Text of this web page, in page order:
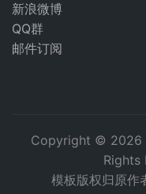
新浪微博
QQ群
邮件订阅
Copyright © 2026
Rights
模板版权归原作